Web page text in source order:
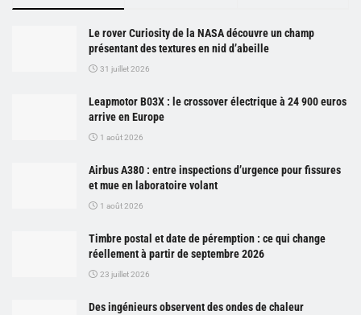
Le rover Curiosity de la NASA découvre un champ
présentant des textures en nid d’abeille
31 juillet 2026
Leapmotor B03X : le crossover électrique à 24 900 euros
arrive en Europe
1 août 2026
Airbus A380 : entre inspections d’urgence pour fissures
et mue en laboratoire volant
1 août 2026
Timbre postal et date de péremption : ce qui change
réellement à partir de septembre 2026
23 juillet 2026
Des ingénieurs observent des ondes de chaleur